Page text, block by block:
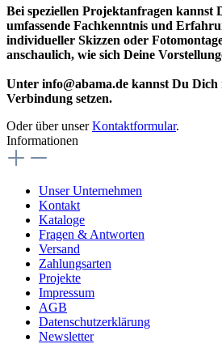
Bei speziellen Projektanfragen kannst
umfassende Fachkenntnis und
individueller Skizzen oder
anschaulich, wie sich Deine
Unter info@abama.de kannst Du Dich
Verbindung setzen.
Oder über unserKontaktformular.
Informationen
Unser Unternehmen
Kontakt
Kataloge
Fragen & Antworten
Versand
Zahlungsarten
Projekte
Impressum
AGB
Datenschutzerklärung
Newsletter